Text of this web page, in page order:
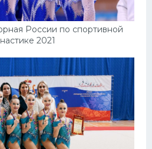
России по спортивной
2021